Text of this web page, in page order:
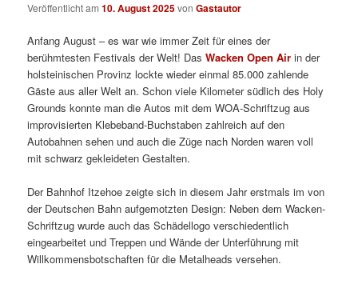
Veröffentlicht am10. August 2025vonGastautor
Anfang August – es war wie immer Zeit für eines der
berühmtesten Festivals der Welt! DasWacken Open Air in der
holsteinischen Provinz lockte wieder einmal 85.000 zahlende
Gäste aus aller Welt an. Schon viele Kilometer südlich des Holy
Grounds konnte man die Autos mit dem WOA-Schriftzug aus
improvisierten Klebeband-Buchstaben zahlreich auf den
Autobahnen sehen und auch die Züge nach Norden waren voll
mit schwarz gekleideten Gestalten.
Der Bahnhof Itzehoe zeigte sich in diesem Jahr erstmals im von
der Deutschen Bahn aufgemotzten Design: Neben dem Wacken-
Schriftzug wurde auch das Schädellogo verschiedentlich
eingearbeitet und Treppen und Wände der Unterführung mit
Willkommensbotschaften für die Metalheads versehen.